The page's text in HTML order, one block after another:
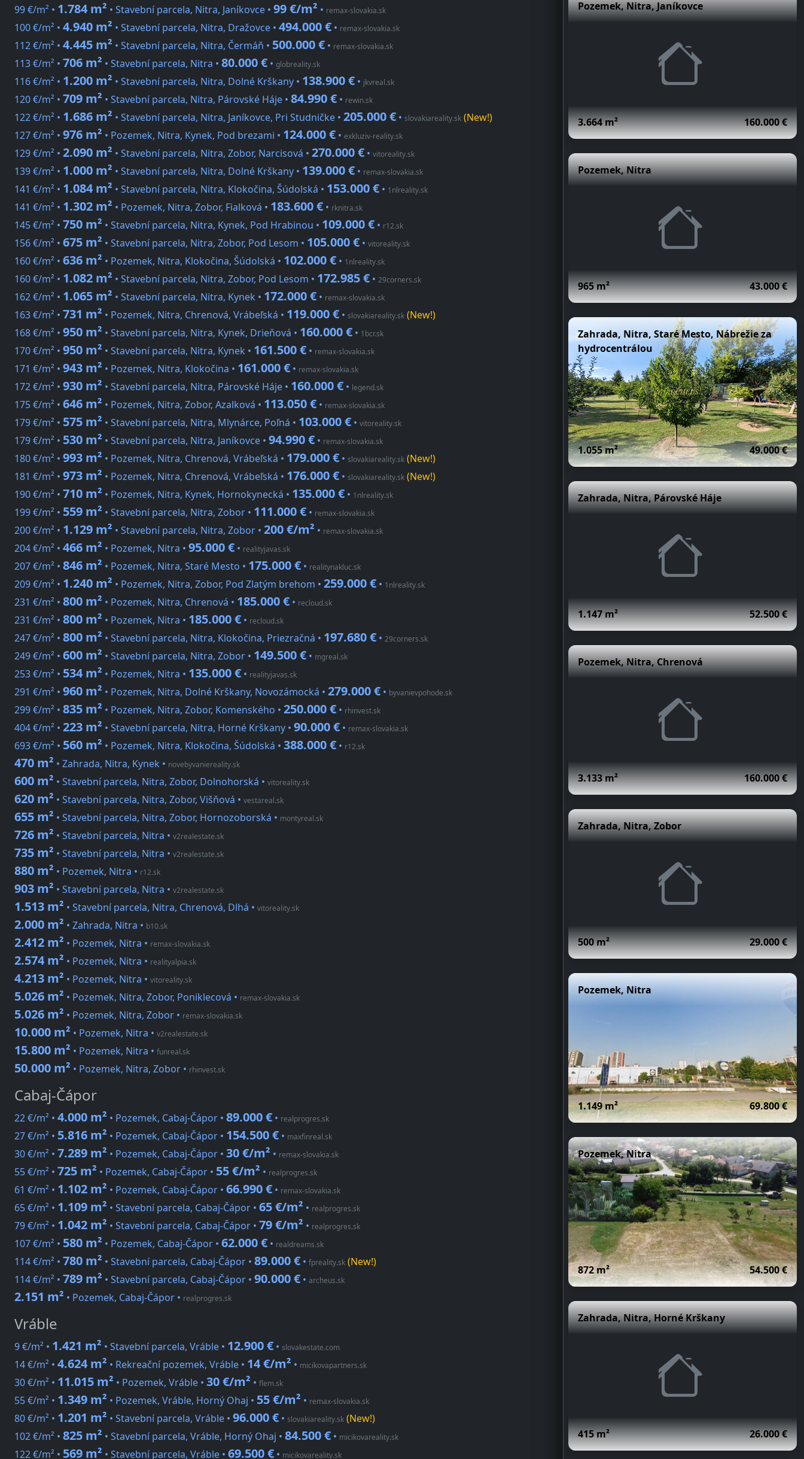
99 €/m² • 1.784 m² • Stavební parcela, Nitra, Janíkovce • 99 €/m² • remax-slovakia.sk
100 €/m² • 4.940 m² • Stavební parcela, Nitra, Dražovce • 494.000 € • remax-slovakia.sk
112 €/m² • 4.445 m² • Stavební parcela, Nitra, Čermáň • 500.000 € • remax-slovakia.sk
113 €/m² • 706 m² • Stavební parcela, Nitra • 80.000 € • globreality.sk
116 €/m² • 1.200 m² • Stavební parcela, Nitra, Dolné Krškany • 138.900 € • jkvreal.sk
120 €/m² • 709 m² • Stavební parcela, Nitra, Párovské Háje • 84.990 € • rewin.sk
122 €/m² • 1.686 m² • Stavební parcela, Nitra, Janíkovce, Pri Studničke • 205.000 € • slovakiareality.sk (New!)
127 €/m² • 976 m² • Pozemek, Nitra, Kynek, Pod brezami • 124.000 € • exkluziv-reality.sk
129 €/m² • 2.090 m² • Stavební parcela, Nitra, Zobor, Narcisová • 270.000 € • vitoreality.sk
139 €/m² • 1.000 m² • Stavební parcela, Nitra, Dolné Krškany • 139.000 € • remax-slovakia.sk
141 €/m² • 1.084 m² • Stavební parcela, Nitra, Klokočina, Šúdolská • 153.000 € • 1nlreality.sk
141 €/m² • 1.302 m² • Pozemek, Nitra, Zobor, Fialková • 183.600 € • rknitra.sk
145 €/m² • 750 m² • Stavební parcela, Nitra, Kynek, Pod Hrabinou • 109.000 € • r12.sk
156 €/m² • 675 m² • Stavební parcela, Nitra, Zobor, Pod Lesom • 105.000 € • vitoreality.sk
160 €/m² • 636 m² • Pozemek, Nitra, Klokočina, Šúdolská • 102.000 € • 1nlreality.sk
160 €/m² • 1.082 m² • Stavební parcela, Nitra, Zobor, Pod Lesom • 172.985 € • 29corners.sk
162 €/m² • 1.065 m² • Stavební parcela, Nitra, Kynek • 172.000 € • remax-slovakia.sk
163 €/m² • 731 m² • Pozemek, Nitra, Chrenová, Vrábeľská • 119.000 € • slovakiareality.sk (New!)
168 €/m² • 950 m² • Stavební parcela, Nitra, Kynek, Drieňová • 160.000 € • 1bcr.sk
170 €/m² • 950 m² • Stavební parcela, Nitra, Kynek • 161.500 € • remax-slovakia.sk
171 €/m² • 943 m² • Pozemek, Nitra, Klokočina • 161.000 € • remax-slovakia.sk
172 €/m² • 930 m² • Stavební parcela, Nitra, Párovské Háje • 160.000 € • legend.sk
175 €/m² • 646 m² • Pozemek, Nitra, Zobor, Azalková • 113.050 € • remax-slovakia.sk
179 €/m² • 575 m² • Stavební parcela, Nitra, Mlynárce, Poľná • 103.000 € • vitoreality.sk
179 €/m² • 530 m² • Stavební parcela, Nitra, Janíkovce • 94.990 € • remax-slovakia.sk
180 €/m² • 993 m² • Pozemek, Nitra, Chrenová, Vrábeľská • 179.000 € • slovakiareality.sk (New!)
181 €/m² • 973 m² • Pozemek, Nitra, Chrenová, Vrábeľská • 176.000 € • slovakiareality.sk (New!)
190 €/m² • 710 m² • Pozemek, Nitra, Kynek, Hornokynecká • 135.000 € • 1nlreality.sk
199 €/m² • 559 m² • Stavební parcela, Nitra, Zobor • 111.000 € • remax-slovakia.sk
200 €/m² • 1.129 m² • Stavební parcela, Nitra, Zobor • 200 €/m² • remax-slovakia.sk
204 €/m² • 466 m² • Pozemek, Nitra • 95.000 € • realityjavas.sk
207 €/m² • 846 m² • Pozemek, Nitra, Staré Mesto • 175.000 € • realitynakluc.sk
209 €/m² • 1.240 m² • Pozemek, Nitra, Zobor, Pod Zlatým brehom • 259.000 € • 1nlreality.sk
231 €/m² • 800 m² • Pozemek, Nitra, Chrenová • 185.000 € • recloud.sk
231 €/m² • 800 m² • Pozemek, Nitra • 185.000 € • recloud.sk
247 €/m² • 800 m² • Stavební parcela, Nitra, Klokočina, Priezračná • 197.680 € • 29corners.sk
249 €/m² • 600 m² • Stavební parcela, Nitra, Zobor • 149.500 € • mgreal.sk
253 €/m² • 534 m² • Pozemek, Nitra • 135.000 € • realityjavas.sk
291 €/m² • 960 m² • Pozemek, Nitra, Dolné Krškany, Novozámocká • 279.000 € • byvanievpohode.sk
299 €/m² • 835 m² • Pozemek, Nitra, Zobor, Komenského • 250.000 € • rhinvest.sk
404 €/m² • 223 m² • Stavební parcela, Nitra, Horné Krškany • 90.000 € • remax-slovakia.sk
693 €/m² • 560 m² • Pozemek, Nitra, Klokočina, Šúdolská • 388.000 € • r12.sk
470 m² • Zahrada, Nitra, Kynek • novebyvaniereality.sk
600 m² • Stavební parcela, Nitra, Zobor, Dolnohorská • vitoreality.sk
620 m² • Stavební parcela, Nitra, Zobor, Višňová • vestareal.sk
655 m² • Stavební parcela, Nitra, Zobor, Hornozoborská • montyreal.sk
726 m² • Stavební parcela, Nitra • v2realestate.sk
735 m² • Stavební parcela, Nitra • v2realestate.sk
880 m² • Pozemek, Nitra • r12.sk
903 m² • Stavební parcela, Nitra • v2realestate.sk
1.513 m² • Stavební parcela, Nitra, Chrenová, Dlhá • vitoreality.sk
2.000 m² • Zahrada, Nitra • b10.sk
2.412 m² • Pozemek, Nitra • remax-slovakia.sk
2.574 m² • Pozemek, Nitra • realityalpia.sk
4.213 m² • Pozemek, Nitra • vitoreality.sk
5.026 m² • Pozemek, Nitra, Zobor, Poniklecová • remax-slovakia.sk
5.026 m² • Pozemek, Nitra, Zobor • remax-slovakia.sk
10.000 m² • Pozemek, Nitra • v2realestate.sk
15.800 m² • Pozemek, Nitra • funreal.sk
50.000 m² • Pozemek, Nitra, Zobor • rhinvest.sk
Cabaj-Čápor
22 €/m² • 4.000 m² • Pozemek, Cabaj-Čápor • 89.000 € • realprogres.sk
27 €/m² • 5.816 m² • Pozemek, Cabaj-Čápor • 154.500 € • maxfinreal.sk
30 €/m² • 7.289 m² • Pozemek, Cabaj-Čápor • 30 €/m² • remax-slovakia.sk
55 €/m² • 725 m² • Pozemek, Cabaj-Čápor • 55 €/m² • realprogres.sk
61 €/m² • 1.102 m² • Pozemek, Cabaj-Čápor • 66.990 € • remax-slovakia.sk
65 €/m² • 1.109 m² • Stavební parcela, Cabaj-Čápor • 65 €/m² • realprogres.sk
79 €/m² • 1.042 m² • Stavební parcela, Cabaj-Čápor • 79 €/m² • realprogres.sk
107 €/m² • 580 m² • Pozemek, Cabaj-Čápor • 62.000 € • realdreams.sk
114 €/m² • 780 m² • Stavební parcela, Cabaj-Čápor • 89.000 € • fpreality.sk (New!)
114 €/m² • 789 m² • Stavební parcela, Cabaj-Čápor • 90.000 € • archeus.sk
2.151 m² • Pozemek, Cabaj-Čápor • realprogres.sk
Vráble
9 €/m² • 1.421 m² • Stavební parcela, Vráble • 12.900 € • slovakestate.com
14 €/m² • 4.624 m² • Rekreační pozemek, Vráble • 14 €/m² • micikovapartners.sk
30 €/m² • 11.015 m² • Pozemek, Vráble • 30 €/m² • flem.sk
55 €/m² • 1.349 m² • Pozemek, Vráble, Horný Ohaj • 55 €/m² • remax-slovakia.sk
80 €/m² • 1.201 m² • Stavební parcela, Vráble • 96.000 € • slovakiareality.sk (New!)
102 €/m² • 825 m² • Stavební parcela, Vráble, Horný Ohaj • 84.500 € • micikovareality.sk
122 €/m² • 569 m² • Stavební parcela, Vráble • 69.500 € • micikovareality.sk